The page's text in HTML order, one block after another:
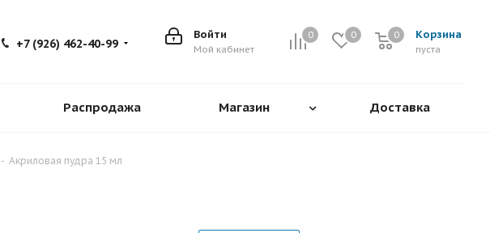
0 0 Корзина
0
пуста
0
Войти
Мой кабинет
+7 (926) 462-40-99
Распродажа Магазин Доставка
- Акриловая пудра 15 мл